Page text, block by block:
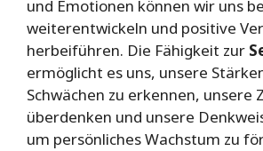
und Emotionen können wir uns
weiterentwickeln und positive
herbeiführen. Die Fähigkeit zur
ermöglicht es uns, unsere
Schwächen zu erkennen, unsere
überdenken und unsere
um persönliches Wachstum zu